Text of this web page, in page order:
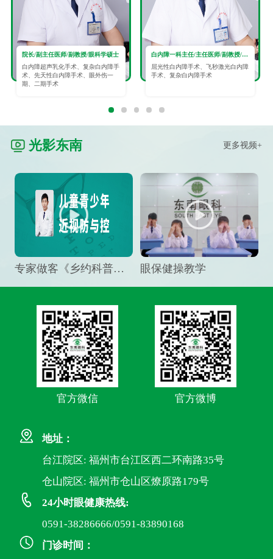
院长/副主任医师/副教授/眼科学硕士
白内障超声乳化手术、复杂白内障手
术、先天性白内障手术、眼外伤一
期、二期手术
白内障一科主任/主任医师/副教授/眼科学硕士
屈光性白内障手术、飞秒激光白内障
手术、复杂白内障手术
光影东南 更多视频+
专家做客《乡约科普》栏目，预防孩子近视竟然这么“简单” 眼保健操教学
官方微信 官方微博
地址：
台江院区: 福州市台江区西二环南路35号
仓山院区: 福州市仓山区燎原路179号
24小时眼健康热线:
0591-38286666/0591-83890168
门诊时间：